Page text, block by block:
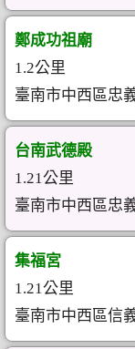
鄭成功祖廟
1.2公里
臺南市中西區忠
台南武德殿
1.21公里
臺南市中西區忠
集福宮
1.21公里
臺南市中西區信